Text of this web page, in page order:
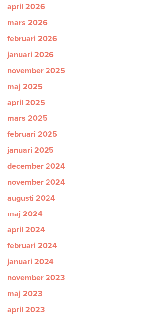
april 2026
mars 2026
februari 2026
januari 2026
november 2025
maj 2025
april 2025
mars 2025
februari 2025
januari 2025
december 2024
november 2024
augusti 2024
maj 2024
april 2024
februari 2024
januari 2024
november 2023
maj 2023
april 2023